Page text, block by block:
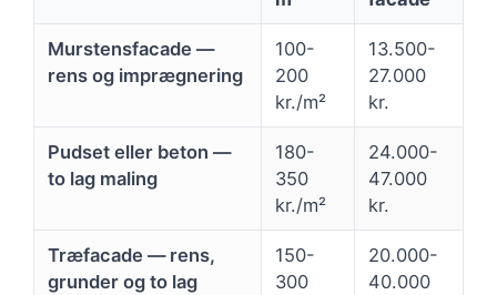
Murstensfacade —
rens og imprægnering
100-
200
kr./m²
13.500-
27.000
kr.
Pudset eller beton —
to lag maling
180-
350
kr./m²
24.000-
47.000
kr.
Træfacade — rens,
grunder og to lag
150-
300
20.000-
40.000